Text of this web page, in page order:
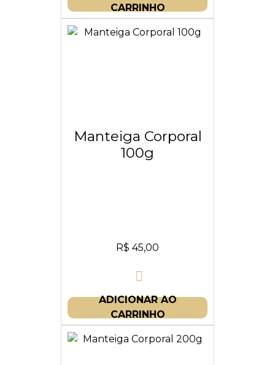
CARRINHO
Manteiga Corporal
100g
R$ 45,00
ADICIONAR AO
CARRINHO